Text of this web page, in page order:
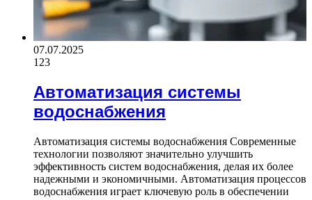
07.07.2025
123
Автоматизация системы
водоснабжения
Автоматизация системы водоснабжения Современные
технологии позволяют значительно улучшить
эффективность систем водоснабжения, делая их более
надежными и экономичными. Автоматизация процессов
водоснабжения играет ключевую роль в обеспечении